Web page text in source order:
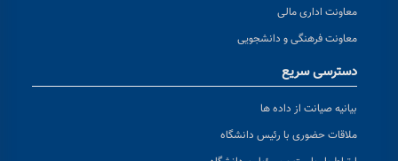
معاونت اداری مالی
معاونت فرهنگی و دانشجویی
دسترسی سریع
بیانیه صیانت از داده ها
ملاقات حضوری با رئیس دانشگاه